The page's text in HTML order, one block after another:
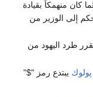
كان منهمكاً بقيادة
إلى الوزير من
طرد اليهود من
پولوك يبتدع رمز "$"